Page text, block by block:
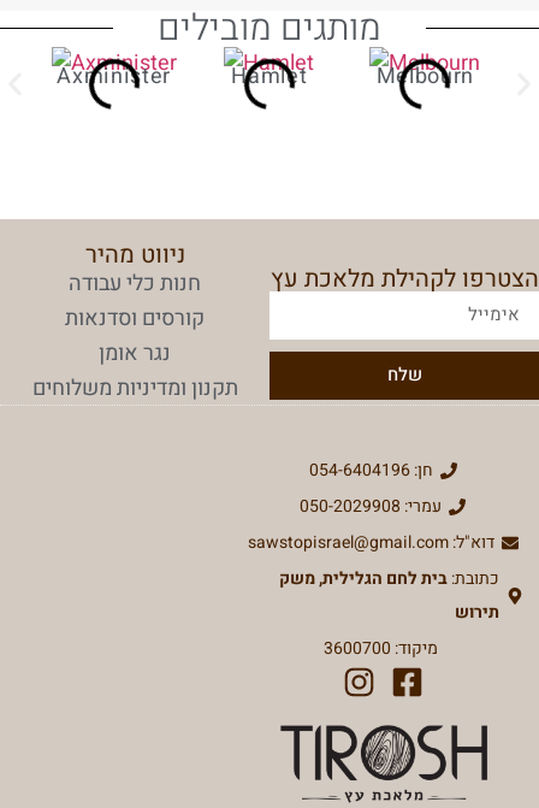
מותגים מובילים
Axminister Hamlet Melbourn
הצטרפו לקהילת מלאכת עץ
שלח
ניווט מהיר
חנות כלי עבודה
קורסים וסדנאות
נגר אומן
תקנון ומדיניות משלוחים
חן: 054-6404196
עמרי: 050-2029908
דוא"ל: sawstopisrael@gmail.com
כתובת:בית לחם הגלילית, משק
תירוש
מיקוד: 3600700